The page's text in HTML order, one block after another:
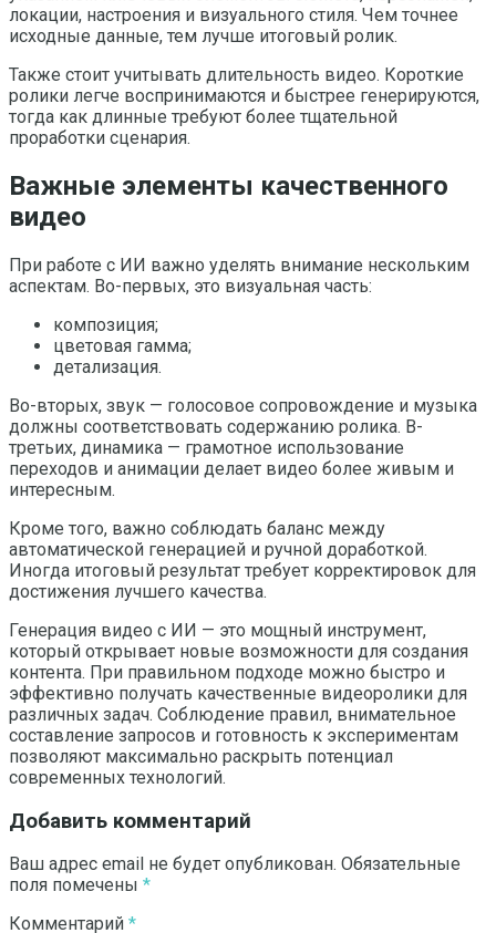
локации, настроения и визуального стиля. Чем точнее
исходные данные, тем лучше итоговый ролик.
Также стоит учитывать длительность видео. Короткие
ролики легче воспринимаются и быстрее генерируются,
тогда как длинные требуют более тщательной
проработки сценария.
Важные элементы качественного
видео
При работе с ИИ важно уделять внимание нескольким
аспектам. Во-первых, это визуальная часть:
композиция;
цветовая гамма;
детализация.
Во-вторых, звук — голосовое сопровождение и музыка
должны соответствовать содержанию ролика. В-
третьих, динамика — грамотное использование
переходов и анимации делает видео более живым и
интересным.
Кроме того, важно соблюдать баланс между
автоматической генерацией и ручной доработкой.
Иногда итоговый результат требует корректировок для
достижения лучшего качества.
Генерация видео с ИИ — это мощный инструмент,
который открывает новые возможности для создания
контента. При правильном подходе можно быстро и
эффективно получать качественные видеоролики для
различных задач. Соблюдение правил, внимательное
составление запросов и готовность к экспериментам
позволяют максимально раскрыть потенциал
современных технологий.
Добавить комментарий
Ваш адрес email не будет опубликован. Обязательные
поля помечены *
Комментарий *